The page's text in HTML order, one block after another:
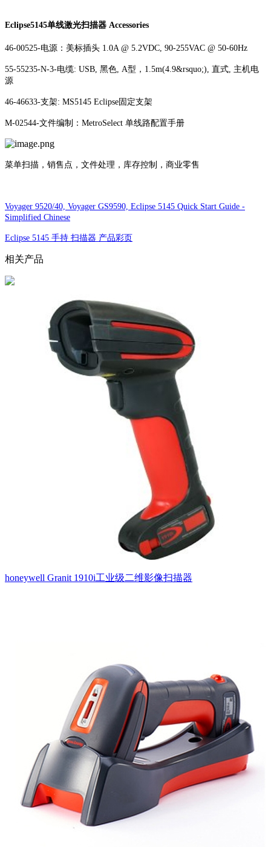
Eclipse5145单线激光扫描器 Accessories
46-00525-电源：美标插头 1.0A @ 5.2VDC, 90-255VAC @ 50-60Hz
55-55235-N-3-电缆: USB, 黑色, A型，1.5m(4.9&rsquo;), 直式, 主机电
源
46-46633-支架: MS5145 Eclipse固定支架
M-02544-文件编制：MetroSelect 单线路配置手册
菜单扫描， 销售点，文件处理，库存控制，商业零售
Voyager 9520/40, Voyager GS9590, Eclipse 5145 Quick Start Guide -
Simplified Chinese
Eclipse 5145 手持 扫描器 产品彩页
相关产品
honeywell Granit 1910i工业级二维影像扫描器